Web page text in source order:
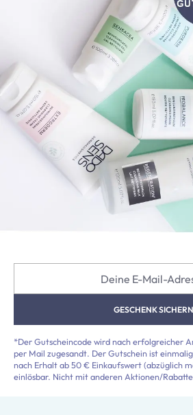
GESCHENK SICHERN
*Der Gutscheincode wird nach erfolgreicher
per Mail zugesandt. Der Gutschein ist
nach Erhalt ab 50 € Einkaufswert (abzüglich
einlösbar. Nicht mit anderen Aktionen/